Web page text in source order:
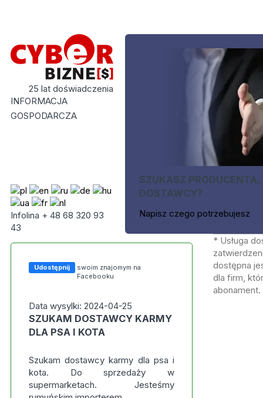
25 lat doświadczenia
INFORMACJA
GOSPODARCZA
Infolina + 48 68 320 93
43
SZUKASZ PRODUCENTA,
DOSTAWCY?
Napisz czego potrzebujesz
Udostępnij
swoim znajomym na
Facebooku
Data wysylki: 2024-04-25
SZUKAM DOSTAWCY KARMY
DLA PSA I KOTA
Szukam dostawcy karmy dla psa i
kota. Do sprzedaży w
supermarketach. Jesteśmy
* Usługa
dostępna
dla firm,
abonament.